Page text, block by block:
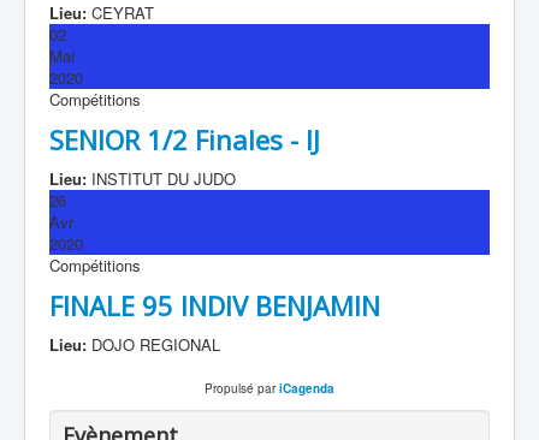
Lieu: CEYRAT
02
Mai
2020
Compétitions
SENIOR 1/2 Finales - IJ
Lieu: INSTITUT DU JUDO
26
Avr
2020
Compétitions
FINALE 95 INDIV BENJAMIN
Lieu: DOJO REGIONAL
Propulsé pariCagenda